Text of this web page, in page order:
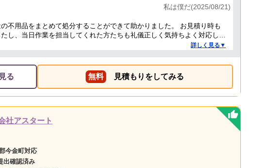
私は僕だ(2025/08/21)
不用品をまとめて処分することができて助かりました。 お見積り時も
し、当日作業を担当してくれた方たちも礼儀正しく気持ちよく対応して
詳しく見る▼
る 無料 見積もりをしてみる
社アスタート
今金町対応
出確認済み